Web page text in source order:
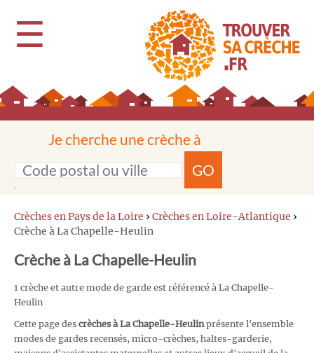
☰
Je cherche une crèche à
GO
Crèches en Pays de la Loire › Crèches en Loire-Atlantique ›
Crèche à La Chapelle-Heulin
Crèche à La Chapelle-Heulin
1 crèche et autre mode de garde est référencé à La Chapelle-
Heulin
Cette page des crèches à La Chapelle-Heulin présente l'ensemble
modes de gardes recensés, micro-crèches, haltes-garderie,